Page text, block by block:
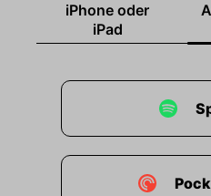
iPhone oder
iPad